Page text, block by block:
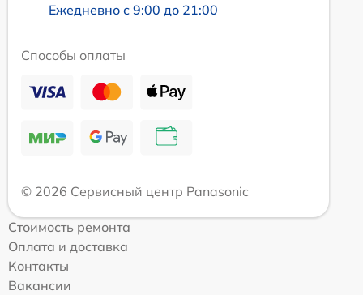
Ежедневно с 9:00 до 21:00
Способы оплаты
© 2026 Сервисный центр Panasonic
Стоимость ремонта
Оплата и доставка
Контакты
Вакансии